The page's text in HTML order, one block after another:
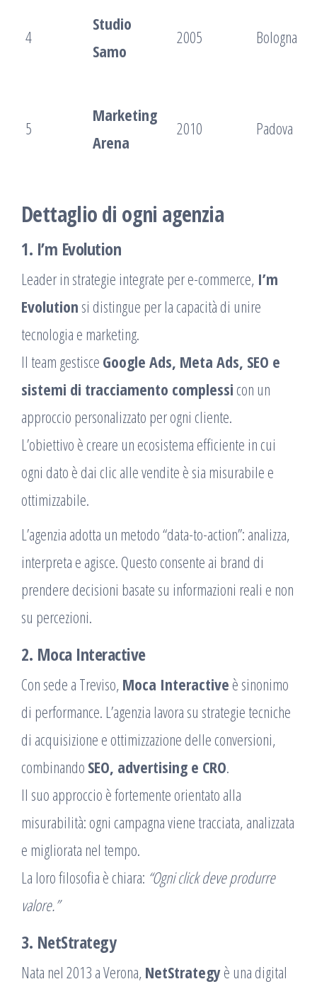
4
Studio
Samo
2005 Bologna
5
Marketing
Arena
2010 Padova
Dettaglio di ogni agenzia
1. I’m Evolution
Leader in strategie integrate per e-commerce, I’m
Evolution si distingue per la capacità di unire
tecnologia e marketing.
Il team gestisce Google Ads, Meta Ads, SEO e
sistemi di tracciamento complessi con un
approccio personalizzato per ogni cliente.
L’obiettivo è creare un ecosistema efficiente in cui
ogni dato è dai clic alle vendite è sia misurabile e
ottimizzabile.
L’agenzia adotta un metodo “data-to-action”: analizza,
interpreta e agisce. Questo consente ai brand di
prendere decisioni basate su informazioni reali e non
su percezioni.
2. Moca Interactive
Con sede a Treviso, Moca Interactive è sinonimo
di performance. L’agenzia lavora su strategie tecniche
di acquisizione e ottimizzazione delle conversioni,
combinando SEO, advertising e CRO.
Il suo approccio è fortemente orientato alla
misurabilità: ogni campagna viene tracciata, analizzata
e migliorata nel tempo.
La loro filosofia è chiara: “Ogni click deve produrre
valore.”
3. NetStrategy
Nata nel 2013 a Verona, NetStrategyè una digital